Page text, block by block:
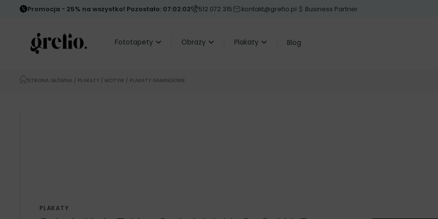
Promocja - 25% na wszystko! Pozostało: 07:01:59 512 072 315 kontakt@grefio.pl Business Partner
Fototapety Obrazy Plakaty Blog
STRONA GŁÓWNA / PLAKATY / MOTYW / PLAKATY GAMINGOWE
PLAKATY